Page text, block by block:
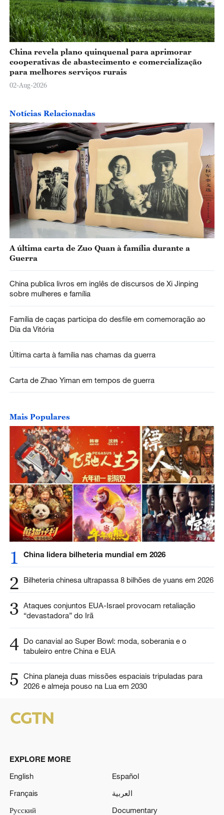
China revela plano quinquenal para aprimorar
cooperativas de abastecimento e comercialização
para melhores serviços rurais
02-Aug-2026
Notícias Relacionadas
A última carta de Zuo Quan à família durante a
Guerra
China publica livros em inglês de discursos de Xi Jinping
sobre mulheres e família
Família de caças participa do desfile em comemoração ao
Dia da Vitória
Última carta à família nas chamas da guerra
Carta de Zhao Yiman em tempos de guerra
Mais Populares
1 China lidera bilheteria mundial em 2026
2 Bilheteria chinesa ultrapassa 8 bilhões de yuans em 2026
3 Ataques conjuntos EUA-Israel provocam retaliação
“devastadora” do Irã
4 Do canavial ao Super Bowl: moda, soberania e o
tabuleiro entre China e EUA
5
China planeja duas missões espaciais tripuladas para
2026 e almeja pouso na Lua em 2030
EXPLORE MORE
English
Español
Français
العربية
Русский
Documentary